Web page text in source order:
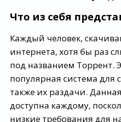
Что из себя
Каждый человек,
интернета, хотя бы раз
под названием Торрент.
популярная система для
также их раздачи.
доступна каждому,
низкие требования для